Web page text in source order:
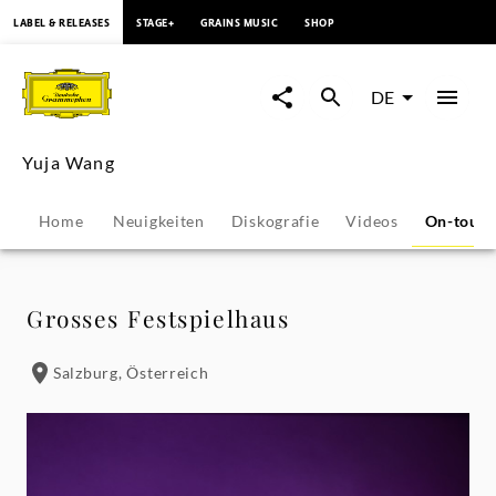
Wang
Konzerte
&
Veranstaltungen
Deutsche
LABEL & RELEASES STAGE+ GRAINS MUSIC SHOP
DE
Yuja Wang
Home Neuigkeiten Diskografie Videos On-tour
Grosses Festspielhaus
Salzburg, Österreich